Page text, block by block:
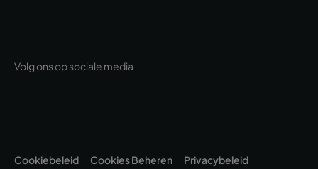
Volg ons op sociale media
Cookiebeleid Cookies Beheren Privacybeleid